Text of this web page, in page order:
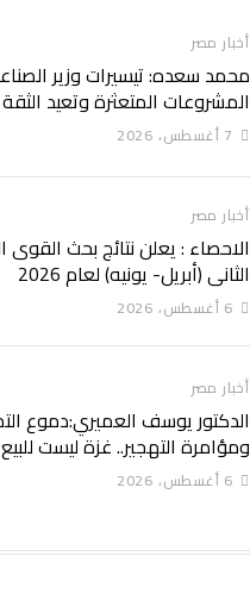
أخبار مصر
محمد سعده: تيسيرات وزير
المشروعات المتعثرة وتعيد
7 أغسطس، 2026
أخبار مصر
الاحصاء : يعلن نتائج بحث القوى
الثانى (أبريل- يونيه) لعام 2026
6 أغسطس، 2026
أخبار مصر
الدكتور يوسف العميري:دموع
ومؤامرة التهجير.. غزة ليست للبيع
6 أغسطس، 2026